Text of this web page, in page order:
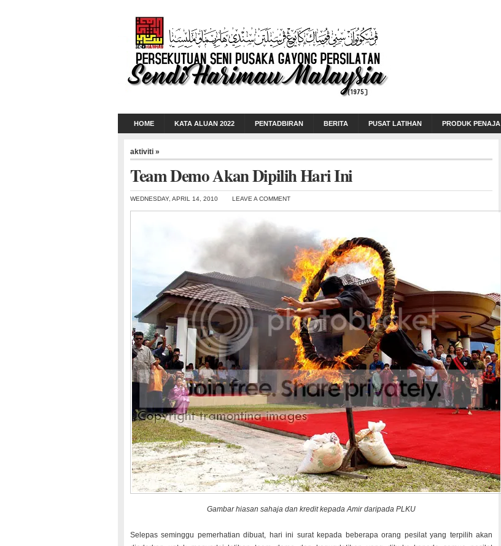
HOME KATA ALUAN 2022 PENTADBIRAN BERITA PUSAT LATIHAN PRODUK PENAJA
aktiviti »
Team Demo Akan Dipilih Hari Ini
WEDNESDAY, APRIL 14, 2010 LEAVE A COMMENT
Gambar hiasan sahaja dan kredit kepada Amir daripada PLKU
Selepas seminggu pemerhatian dibuat, hari ini surat kepada beberapa orang pesilat yang terpilih akan